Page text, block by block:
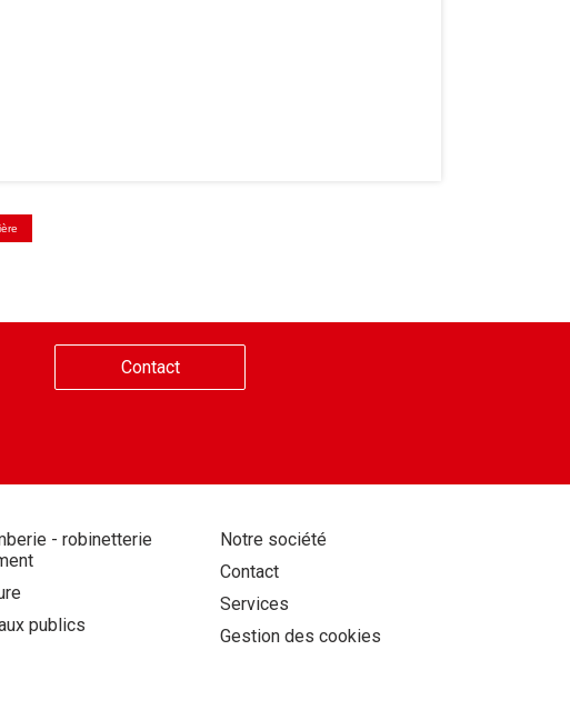
Contact
- robinetterie
publics
Aller
au
contenu
Notre société
Contact
Services
Gestion des cookies